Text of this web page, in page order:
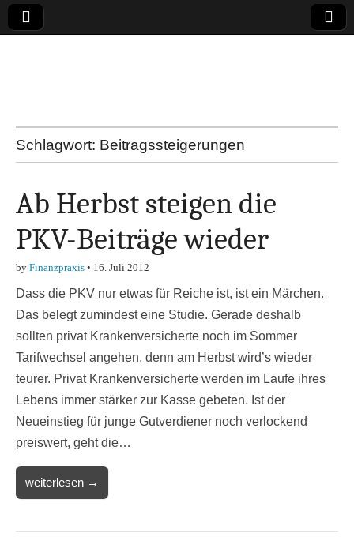
den Themen
Finanzen,
Marketing-, Vertrieb-
& Investment-Tipps
Schlagwort: Beitragssteigerungen
Ab Herbst steigen die
PKV-Beiträge wieder
by Finanzpraxis • 16. Juli 2012
Dass die PKV nur etwas für Reiche ist, ist ein Märchen.
Das belegt zumindest eine Studie. Gerade deshalb
sollten privat Krankenversicherte noch im Sommer
Tarifwechsel angehen, denn am Herbst wird’s wieder
teurer. Privat Krankenversicherte werden im Laufe ihres
Lebens immer stärker zur Kasse gebeten. Ist der
Neueinstieg für junge Gutverdiener noch verlockend
preiswert, geht die…
weiterlesen →